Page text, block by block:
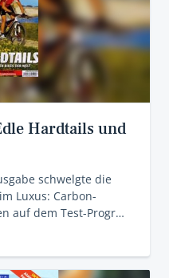
Hardtails und
schwelgte die
Luxus: Carbon-
auf dem Test-Progr…